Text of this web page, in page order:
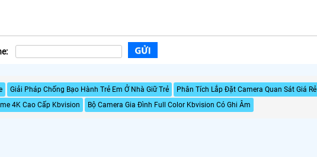
Giải Pháp Chống Bạo Hành Trẻ Em Ở Nhà Giữ Trẻ Phân Tích Lắp Đặt Camera Quan Sát Giá Rẻ
4K Cao Cấp Kbvision Bộ Camera Gia Đình Full Color Kbvision Có Ghi Âm